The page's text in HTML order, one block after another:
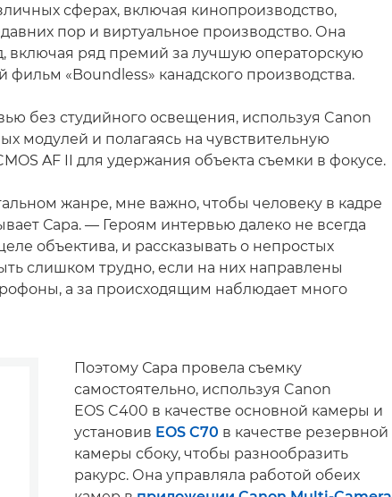
сферах, включая кинопроизводство,
пор и виртуальное производство. Она
включая ряд премий за лучшую операторскую
фильм «Boundless» канадского производства.
без студийного освещения, используя Canon
модулей и полагаясь на чувствительную
AF II для удержания объекта съемки в фокусе.
жанре, мне важно, чтобы человеку в кадре
Сара. — Героям интервью далеко не всегда
объектива, и рассказывать о непростых
слишком трудно, если на них направлены
а за происходящим наблюдает много
Поэтому Сара провела съемку
самостоятельно, используя Canon
EOS C400 в качестве основной камеры и
установив EOS C70 в качестве резервной
камеры сбоку, чтобы разнообразить
ракурс. Она управляла работой обеих